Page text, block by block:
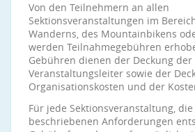
Von den Teilnehmern an allen
Sektionsveranstaltungen im
Wanderns, des Mountainbikens
werden Teilnahmegebühren
Gebühren dienen der Deckung
Veranstaltungsleiter sowie der
Organisationskosten und der
Für jede Sektionsveranstaltung,
beschriebenen Anforderungen